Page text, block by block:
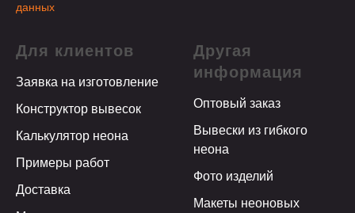
данных
Для клиентов
Заявка на изготовление
Конструктор вывесок
Калькулятор неона
Примеры работ
Доставка
Другая
информация
Оптовый заказ
Вывески из гибкого
неона
Фото изделий
Макеты неоновых